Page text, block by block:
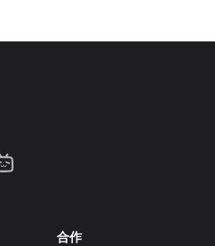
合作